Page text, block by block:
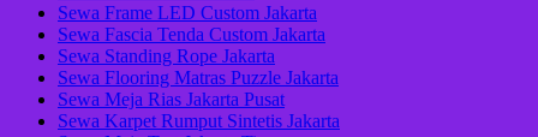
Sewa Frame LED Custom Jakarta
Sewa Fascia Tenda Custom Jakarta
Sewa Standing Rope Jakarta
Sewa Flooring Matras Puzzle Jakarta
Sewa Meja Rias Jakarta Pusat
Sewa Karpet Rumput Sintetis Jakarta